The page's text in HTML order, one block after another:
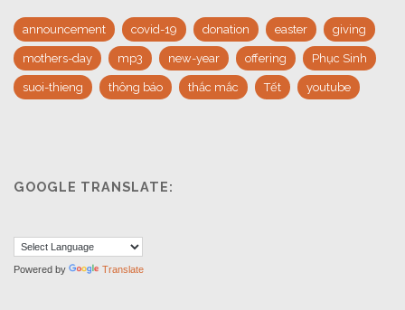
announcement covid-19 donation easter giving
mothers-day mp3 new-year offering Phục Sinh
suoi-thieng thông báo thắc mắc Tết youtube
GOOGLE TRANSLATE:
Powered by Translate